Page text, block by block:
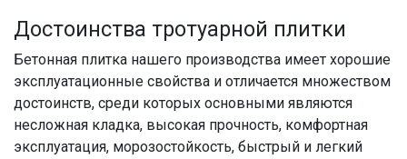
Достоинства тротуарной плитки
Бетонная плитка нашего производства имеет хорошие
эксплуатационные свойства и отличается множеством
достоинств, среди которых основными являются
несложная кладка, высокая прочность, комфортная
эксплуатация, морозостойкость, быстрый и легкий